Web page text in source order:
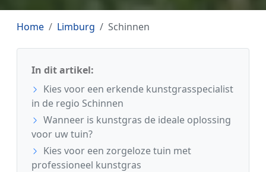
Home Limburg Schinnen
In dit artikel:
Kies voor een erkende kunstgrasspecialist
in de regio Schinnen
Wanneer is kunstgras de ideale oplossing
voor uw tuin?
Kies voor een zorgeloze tuin met
professioneel kunstgras